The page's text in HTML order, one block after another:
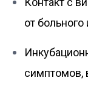
от больного
симптомов,